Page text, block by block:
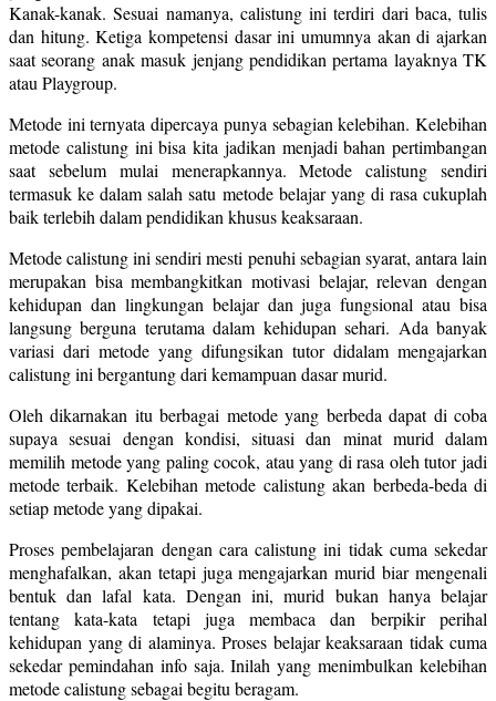
Kanak-kanak. Sesuai namanya, calistung ini terdiri dari baca, tulis
dan hitung. Ketiga kompetensi dasar ini umumnya akan di ajarkan
saat seorang anak masuk jenjang pendidikan pertama layaknya TK
atau Playgroup.
Metode ini ternyata dipercaya punya sebagian kelebihan. Kelebihan
metode calistung ini bisa kita jadikan menjadi bahan pertimbangan
saat sebelum mulai menerapkannya. Metode calistung sendiri
termasuk ke dalam salah satu metode belajar yang di rasa cukuplah
baik terlebih dalam pendidikan khusus keaksaraan.
Metode calistung ini sendiri mesti penuhi sebagian syarat, antara lain
merupakan bisa membangkitkan motivasi belajar, relevan dengan
kehidupan dan lingkungan belajar dan juga fungsional atau bisa
langsung berguna terutama dalam kehidupan sehari. Ada banyak
variasi dari metode yang difungsikan tutor didalam mengajarkan
calistung ini bergantung dari kemampuan dasar murid.
Oleh dikarnakan itu berbagai metode yang berbeda dapat di coba
supaya sesuai dengan kondisi, situasi dan minat murid dalam
memilih metode yang paling cocok, atau yang di rasa oleh tutor jadi
metode terbaik. Kelebihan metode calistung akan berbeda-beda di
setiap metode yang dipakai.
Proses pembelajaran dengan cara calistung ini tidak cuma sekedar
menghafalkan, akan tetapi juga mengajarkan murid biar mengenali
bentuk dan lafal kata. Dengan ini, murid bukan hanya belajar
tentang kata-kata tetapi juga membaca dan berpikir perihal
kehidupan yang di alaminya. Proses belajar keaksaraan tidak cuma
sekedar pemindahan info saja. Inilah yang menimbulkan kelebihan
metode calistung sebagai begitu beragam.